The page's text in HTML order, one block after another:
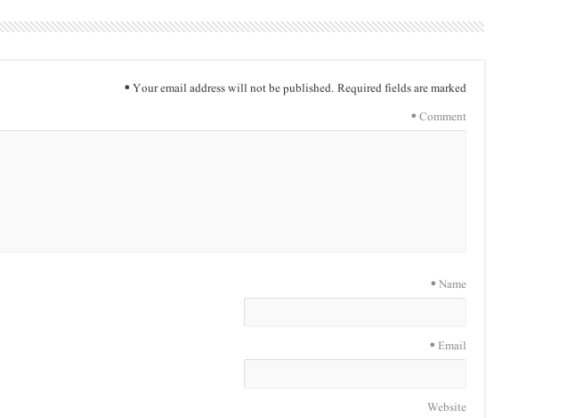
Your email address will not be published.Required fields are marked
*
Comment
*
Name
*
Email
*
Website